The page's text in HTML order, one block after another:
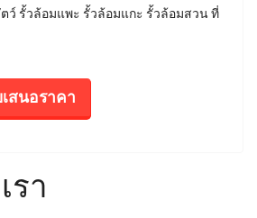
ว์ รั้วล้อมแพะ รั้วล้อมแกะ รั้วล้อมสวน ที่
สนอราคา
รา